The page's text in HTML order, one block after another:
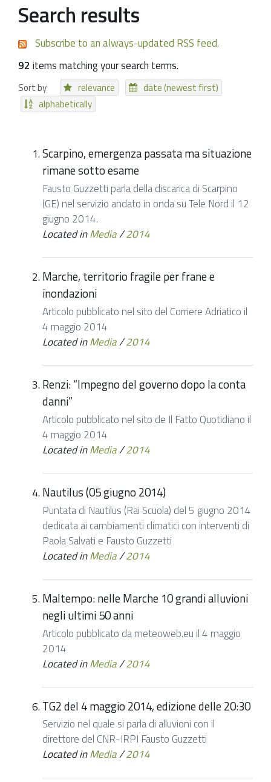
Search results
Subscribe to an always-updated RSS feed.
92 items matching your search terms.
Sort by relevance
date (newest first)
alphabetically
Scarpino, emergenza passata ma situazione
rimane sotto esame
Fausto Guzzetti parla della discarica di Scarpino
(GE) nel servizio andato in onda su Tele Nord il 12
giugno 2014.
Located inMedia/2014
Marche, territorio fragile per frane e
inondazioni
Articolo pubblicato nel sito del Corriere Adriatico il
4 maggio 2014
Located inMedia/2014
Renzi: “Impegno del governo dopo la conta
danni”
Articolo pubblicato nel sito de Il Fatto Quotidiano il
4 maggio 2014
Located inMedia/2014
Nautilus (05 giugno 2014)
Puntata di Nautilus (Rai Scuola) del 5 giugno 2014
dedicata ai cambiamenti climatici con interventi di
Paola Salvati e Fausto Guzzetti
Located inMedia/2014
Maltempo: nelle Marche 10 grandi alluvioni
negli ultimi 50 anni
Articolo pubblicato da meteoweb.eu il 4 maggio
2014
Located inMedia/2014
TG2 del 4 maggio 2014, edizione delle 20:30
Servizio nel quale si parla di alluvioni con il
direttore del CNR-IRPI Fausto Guzzetti
Located inMedia/2014